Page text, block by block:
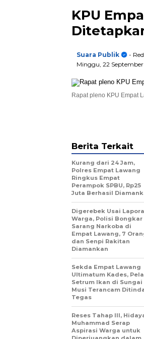
KPU
Suara Publik
-
Minggu, 22
Rapat pleno KPU Empat
Berita Terkait
Kurang dari 24 Jam,
Polres Empat Lawang
Ringkus Empat
Perampok SPBU, Rp25
Juta Berhasil
Digerebek Usai
Warga, Polisi Bongkar
Sarang Narkoba di
Empat Lawang, 7
dan Senpi Rakitan
Diamankan
Sekda Empat Lawang
Ultimatum Kades,
Setrum Ikan di Sungai
Musi Terancam
Tegas
Reses Tahap III,
Muhammad Serap
Aspirasi Warga untuk